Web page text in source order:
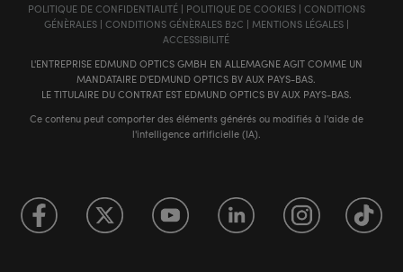
POLITIQUE DE CONFIDENTIALITÉ| POLITIQUE DE COOKIES| CONDITIONS
GÉNÈRALES| CONDITIONS GÉNÈRALES B2C | MENTIONS LÉGALES|
ACCESSIBILITÉ
L'ENTREPRISE EDMUND OPTICS GMBH EN ALLEMAGNE AGIT COMME UN
MANDATAIRE D'EDMUND OPTICS BV AUX PAYS-BAS.
LE TITULAIRE DU CONTRAT EST EDMUND OPTICS BV AUX PAYS-BAS.
Ce contenu peut comporter des éléments générés ou modifiés à l'aide de
l'intelligence artificielle (IA).